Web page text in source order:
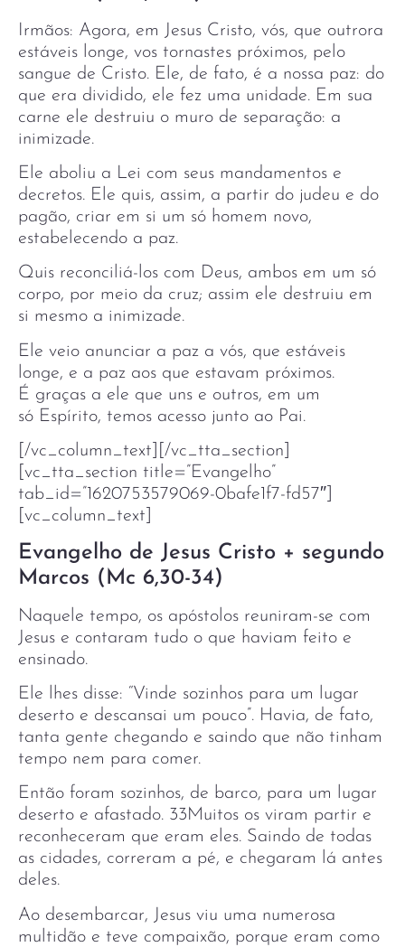
Irmãos: Agora, em Jesus Cristo, vós, que outrora
estáveis longe, vos tornastes próximos, pelo
sangue de Cristo. Ele, de fato, é a nossa paz: do
que era dividido, ele fez uma unidade. Em sua
carne ele destruiu o muro de separação: a
inimizade.
Ele aboliu a Lei com seus mandamentos e
decretos. Ele quis, assim, a partir do judeu e do
pagão, criar em si um só homem novo,
estabelecendo a paz.
Quis reconciliá-los com Deus, ambos em um só
corpo, por meio da cruz; assim ele destruiu em
si mesmo a inimizade.
Ele veio anunciar a paz a vós, que estáveis
longe, e a paz aos que estavam próximos.
É graças a ele que uns e outros, em um
só Espírito, temos acesso junto ao Pai.
[/vc_column_text][/vc_tta_section]
[vc_tta_section title=”Evangelho”
tab_id=”1620753579069-0bafe1f7-fd57″]
[vc_column_text]
Evangelho de Jesus Cristo + segundo
Marcos (Mc 6,30-34)
Naquele tempo, os apóstolos reuniram-se com
Jesus e contaram tudo o que haviam feito e
ensinado.
Ele lhes disse: “Vinde sozinhos para um lugar
deserto e descansai um pouco”. Havia, de fato,
tanta gente chegando e saindo que não tinham
tempo nem para comer.
Então foram sozinhos, de barco, para um lugar
deserto e afastado. 33Muitos os viram partir e
reconheceram que eram eles. Saindo de todas
as cidades, correram a pé, e chegaram lá antes
deles.
Ao desembarcar, Jesus viu uma numerosa
multidão e teve compaixão, porque eram como